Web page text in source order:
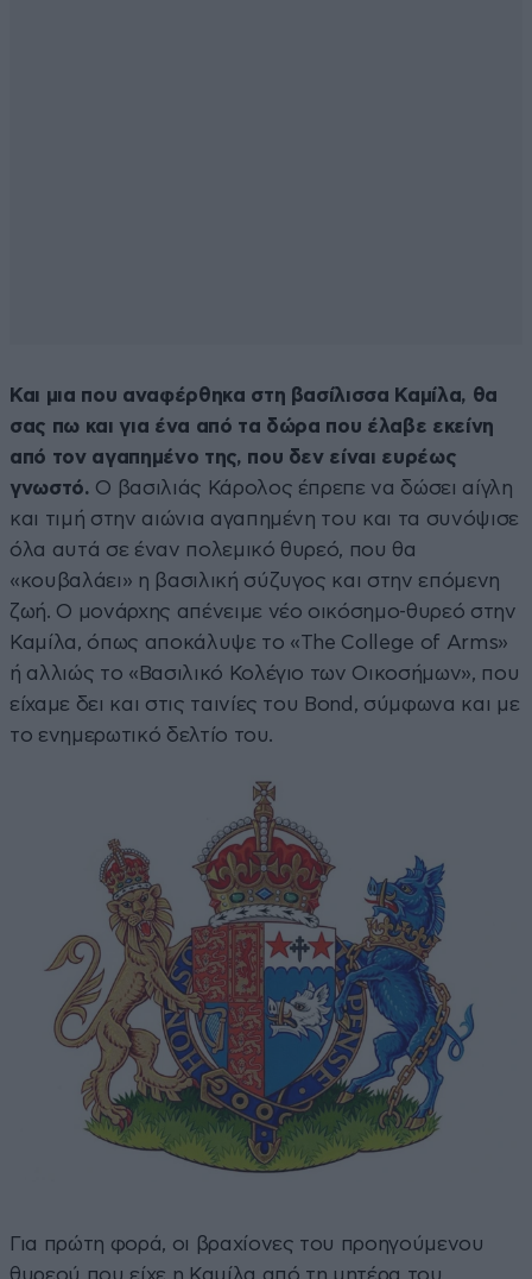
Και μια που αναφέρθηκα στη βασίλισσα Καμίλα, θα
σας πω και για ένα από τα δώρα που έλαβε εκείνη
από τον αγαπημένο της, που δεν είναι ευρέως
γνωστό. Ο βασιλιάς Κάρολος έπρεπε να δώσει αίγλη
και τιμή στην αιώνια αγαπημένη του και τα συνόψισε
όλα αυτά σε έναν πολεμικό θυρεό, που θα
«κουβαλάει» η βασιλική σύζυγος και στην επόμενη
ζωή. Ο μονάρχης απένειμε νέο οικόσημο-θυρεό στην
Καμίλα, όπως αποκάλυψε το «The College of Arms»
ή αλλιώς το «Βασιλικό Κολέγιο των Οικοσήμων», που
είχαμε δει και στις ταινίες του Bond, σύμφωνα και με
το ενημερωτικό δελτίο του.
Για πρώτη φορά, οι βραχίονες του προηγούμενου